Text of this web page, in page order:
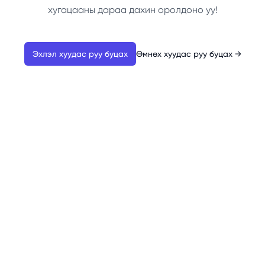
хугацааны дараа дахин оролдоно уу!
Эхлэл хуудас руу буцах Өмнөх хуудас руу буцах →